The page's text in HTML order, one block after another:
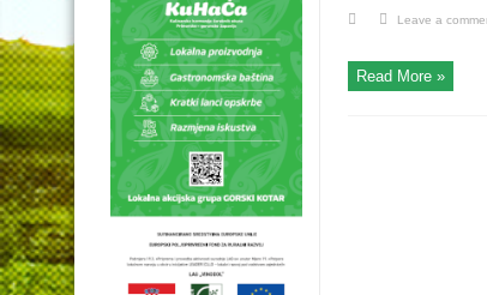
Leave a
Read More »